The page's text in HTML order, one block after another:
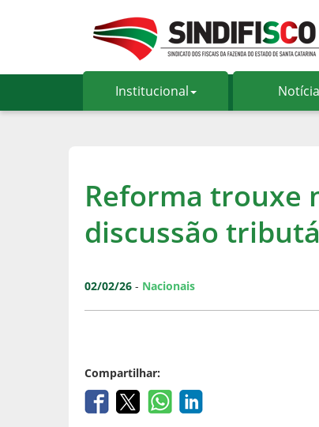
Institucional
Reforma trouxe
discussão
02/02/26 - Nacionais
Compartilhar: